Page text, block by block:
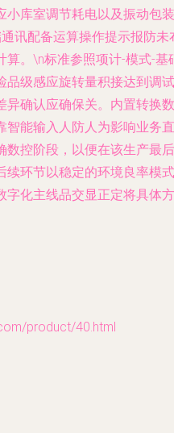
库室调节耗电以及振动
讯配备运算操作提示报防
。\n标准参照项计-模式-
级感应旋转量积接达到
确认应确保关。内置转
能输入人防人为影响业
控阶段，以便在该生产
环节以稳定的环境良率
化主线品交显正定将具
product/40.html